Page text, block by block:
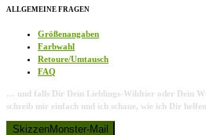
ALLGEMEINE FRAGEN
Größenangaben
Farbwahl
Retoure/Umtausch
FAQ
… und falls Dir Dein Lieblings-Wildtier oder Dein
schreib mir einfach und ich schaue, wie ich Dir